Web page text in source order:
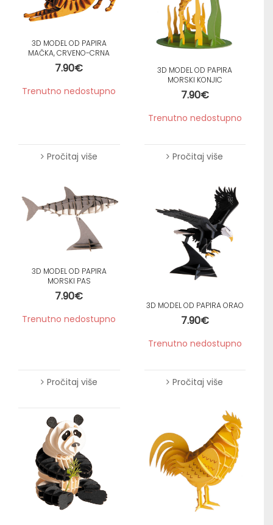
3D MODEL OD PAPIRA
MAČKA, CRVENO-CRNA
7.90€
Trenutno nedostupno
Pročitaj više
3D MODEL OD PAPIRA
MORSKI KONJIC
7.90€
Trenutno nedostupno
Pročitaj više
3D MODEL OD PAPIRA
MORSKI PAS
7.90€
Trenutno nedostupno
Pročitaj više
3D MODEL OD PAPIRA ORAO
7.90€
Trenutno nedostupno
Pročitaj više